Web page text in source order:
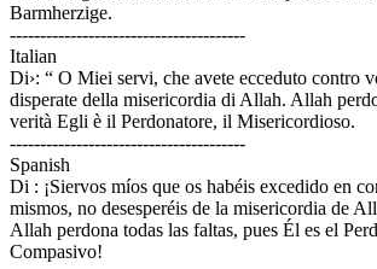
Barmherzige.
---------------------------------------
Italian
Di›: “ O Miei servi, che avete ecceduto contro
disperate della misericordia di Allah. Allah
verità Egli è il Perdonatore, il Misericordioso.
---------------------------------------
Spanish
Di : ¡Siervos míos que os habéis excedido en
mismos, no desesperéis de la misericordia de
Allah perdona todas las faltas, pues Él es el
Compasivo!